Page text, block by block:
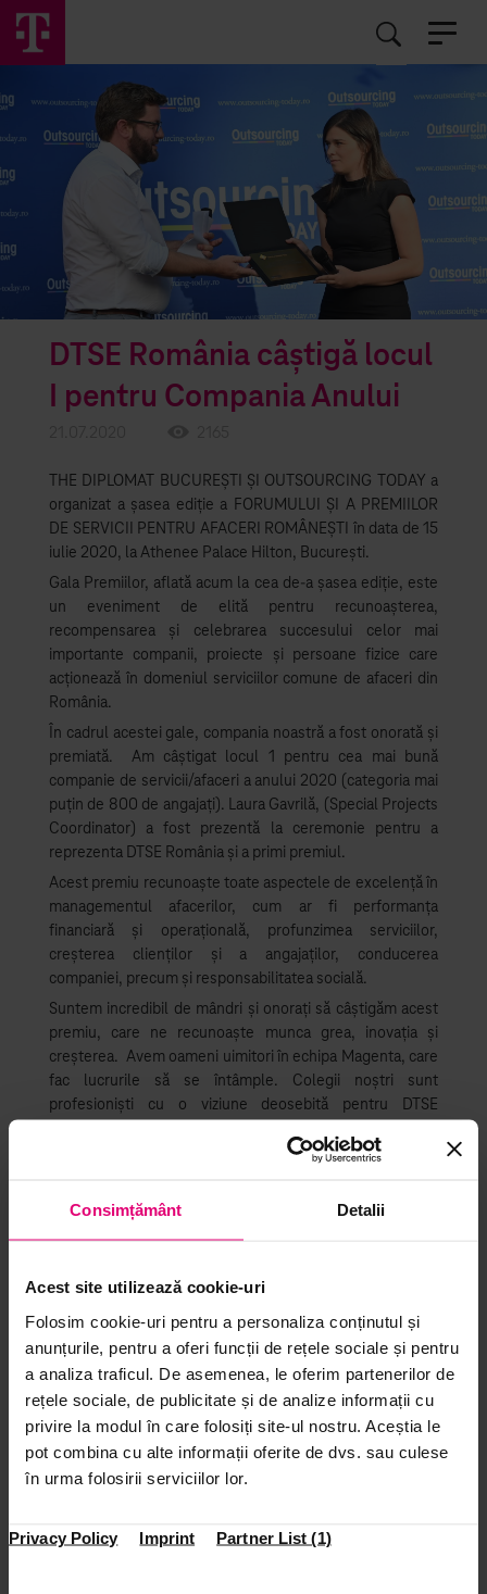
Consimțământ Detalii
Acest site utilizează cookie-uri
Folosim cookie-uri pentru a personaliza conținutul și
anunțurile, pentru a oferi funcții de rețele sociale și pentru
a analiza traficul. De asemenea, le oferim partenerilor de
rețele sociale, de publicitate și de analize informații cu
privire la modul în care folosiți site-ul nostru. Aceștia le
pot combina cu alte informații oferite de dvs. sau culese
în urma folosirii serviciilor lor.
Privacy Policy Imprint Partner List (1)
DTSE România câștigă locul
I pentru Compania Anului
THE DIPLOMAT BUCUREȘTI ȘI OUTSOURCING TODAY a
organizat a șasea ediție a FORUMULUI ȘI A PREMIILOR
DE SERVICII PENTRU AFACERI ROMÂNEȘTI în data de 15
iulie 2020, la Athenee Palace Hilton, București.
Gala Premiilor, aflată acum la cea de-a șasea ediție, este
un eveniment de elită pentru recunoașterea,
recompensarea și celebrarea succesului celor mai
importante companii, proiecte și persoane fizice care
acționează în domeniul serviciilor comune de afaceri din
România.
În cadrul acestei gale, compania noastră a fost onorată și
premiată. Am câștigat locul 1 pentru cea mai bună
companie de servicii/afaceri a anului 2020 (categoria mai
puțin de 800 de angajați). Laura Gavrilă, (Special Projects
Coordinator) a fost prezentă la ceremonie pentru a
reprezenta DTSE România și a primi premiul.
Acest premiu recunoaște toate aspectele de excelență în
managementul afacerilor, cum ar fi performanța
financiară și operațională, profunzimea serviciilor,
creșterea clienților și a angajaților, conducerea
companiei, precum și responsabilitatea socială.
Suntem incredibil de mândri și onorați să câștigăm acest
premiu, care ne recunoaște munca grea, inovația și
creșterea. Avem oameni uimitori în echipa Magenta, care
fac lucrurile să se întâmple. Colegii noștri sunt
profesioniști cu o viziune deosebită pentru DTSE
contribuie la digitalizarea afacerii noastre. Toți colegii
în companie, în special în aceste momente grele. Ei
lucrează de acasă și mențin toate serviciile noastre la o
Împreună, #wemakeithappen!